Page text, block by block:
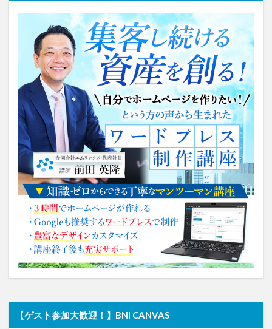
【ゲスト参加大歓迎！】BNI CANVAS